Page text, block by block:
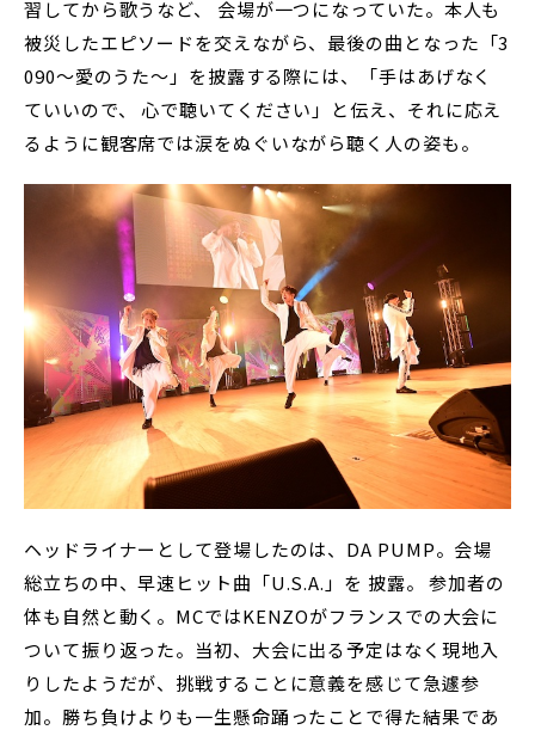
習してから歌うなど、 会場が一つになっていた。本人も
被災したエピソードを交えながら、最後の曲となった「3
090～愛のうた～」を披露する際には、「手はあげなく
ていいので、 心で聴いてください」と伝え、それに応え
るように観客席では涙をぬぐいながら聴く人の姿も。
ヘッドライナーとして登場したのは、DA PUMP。会場
総立ちの中、早速ヒット曲「U.S.A.」を 披露。 参加者の
体も自然と動く。MCではKENZOがフランスでの大会に
ついて振り返った。当初、大会に出る予定はなく現地入
りしたようだが、挑戦することに意義を感じて急遽参
加。勝ち負けよりも一生懸命踊ったことで得た結果であ